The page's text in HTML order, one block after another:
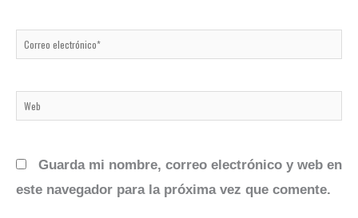
Correo
Web
Guarda mi nombre, correo electrónico y web en
este navegador para la próxima vez que comente.